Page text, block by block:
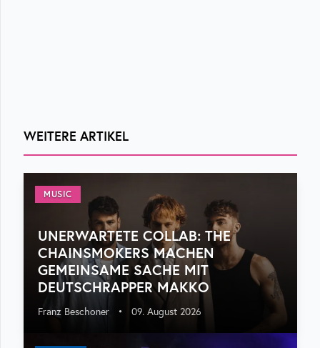
WEITERE ARTIKEL
MUSIC
UNERWARTETE COLLAB: THE
CHAINSMOKERS MACHEN
GEMEINSAME SACHE MIT
DEUTSCHRAPPER MAKKO
Franz Beschoner • 09. August 2026